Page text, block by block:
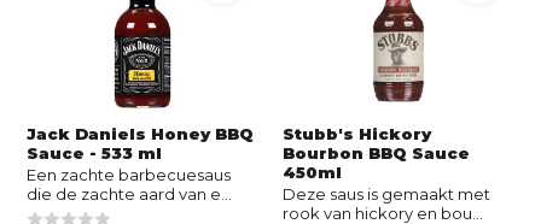
Jack Daniels Honey BBQ
Sauce - 533 ml
Een zachte barbecuesaus
die de zachte aard van e...
Stubb's Hickory
Bourbon BBQ Sauce
450ml
Deze saus is gemaakt met
rook van hickory en bou...